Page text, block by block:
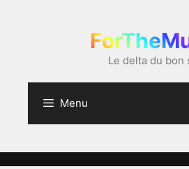
Le delta du bon
Menu